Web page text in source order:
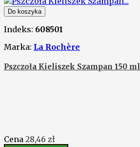
Do koszyka
Indeks: 608501
Marka: La Rochère
Pszczoła Kieliszek Szampan 150 ml
Cena 28,46 zł